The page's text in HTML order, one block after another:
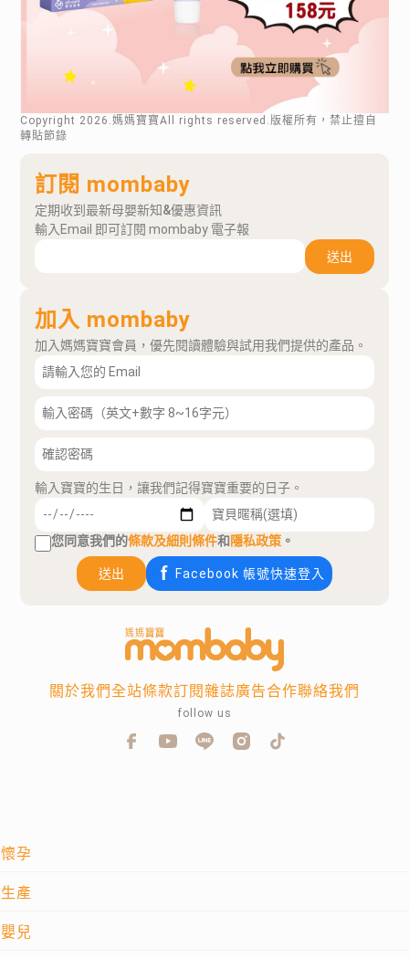
Copyright 2026 .媽媽寶寶All rights reserved.版權所有，禁止擅自
轉貼節錄
訂閱 mombaby
定期收到最新母嬰新知&優惠資訊
輸入Email 即可訂閱 mombaby 電子報
送出
加入 mombaby
加入媽媽寶寶會員，優先閱讀體驗與試用我們提供的產品。
輸入寶寶的生日，讓我們記得寶寶重要的日子。
您同意我們的條款及細則條件和隱私政策 。
送出 Facebook 帳號快速登入
懷孕
生產
嬰兒
關於我們全站條款訂閱雜誌廣告合作聯絡我們
follow us